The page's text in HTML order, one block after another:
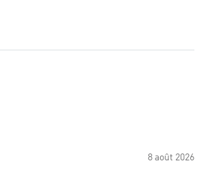
8 août 2026